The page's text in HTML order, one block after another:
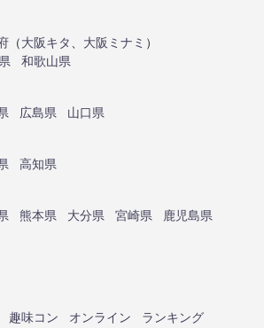
（大阪キタ 大阪ミナミ ）
和歌山県
広島県
山口県
高知県
熊本県 大分県 宮崎県
鹿児島県
趣味コン オンライン ランキング